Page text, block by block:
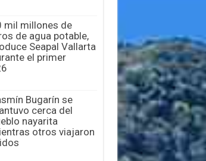
mil millones de
de agua potable,
Seapal Vallarta
el primer
Bugarín se
cerca del
nayarita
otros viajaron